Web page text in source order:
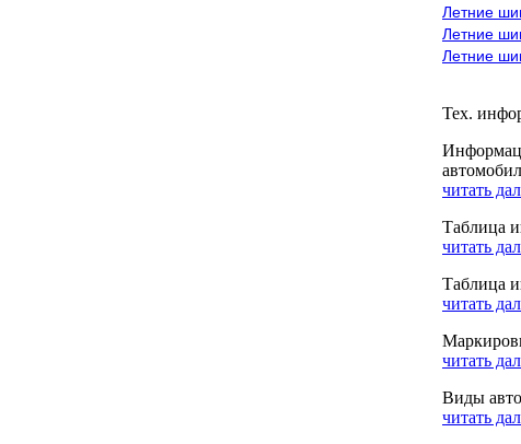
Летние
Летние
Летние
Тех.
читать
Таблица
читать
Таблица
читать
читать
Виды
читать